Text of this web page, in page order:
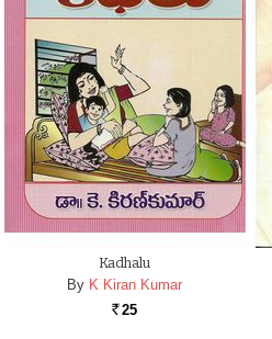
Kadhalu
By K Kiran Kumar
Rs. 25